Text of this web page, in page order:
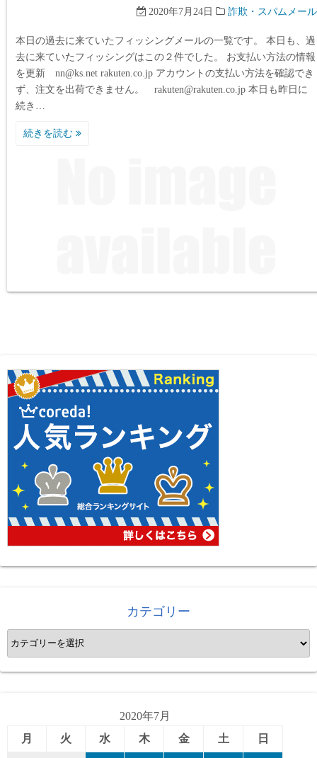
2020年7月24日 詐欺・スパムメール
本日の過去に来ていたフィッシングメールの一覧です。 本日も、過
去に来ていたフィッシングはこの２件でした。 お支払い方法の情報
を更新 nn@ks.net rakuten.co.jp アカウントの支払い方法を確認でき
ず、注文を出荷できません。 rakuten@rakuten.co.jp 本日も昨日に
続き…
続きを読む
カテゴリー
カ
テ
ゴ
2020年7月
月
火 水 木 金 土 日